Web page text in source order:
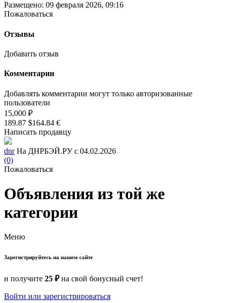
Размещено: 09 февраля 2026, 09:16
Пожаловаться
Отзывы
Добавить отзыв
Комментарии
Добавлять комментарии могут только авторизованные
пользователи
15,000 ₽
189.87 $164.84 €
Написать продавцу
dnr На ДНРБЭЙ.РУ с 04.02.2026
(0)
Пожаловаться
Объявления из той же
категории
Меню
Зарегистрируйтесь на нашем сайте
и получите 25 ₽на свой бонусный счет!
Войти или зарегистрироваться